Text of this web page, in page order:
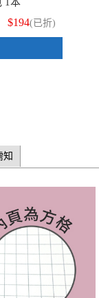
1本
$194(已折)